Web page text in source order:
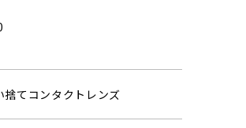
捨てコンタクトレンズ